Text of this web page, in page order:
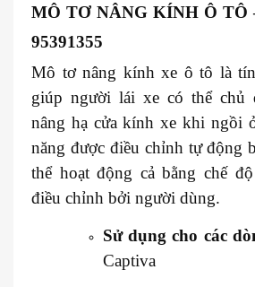
MÔ TƠ NÂNG KÍNH Ô TÔ
95391355
Mô tơ nâng kính xe ô tô là
giúp người lái xe có thể chủ
nâng hạ cửa kính xe khi ngồi
năng được điều chỉnh tự động
thể hoạt động cả bằng chế
điều chỉnh bởi người dùng.
Sử dụng cho các
Captiva